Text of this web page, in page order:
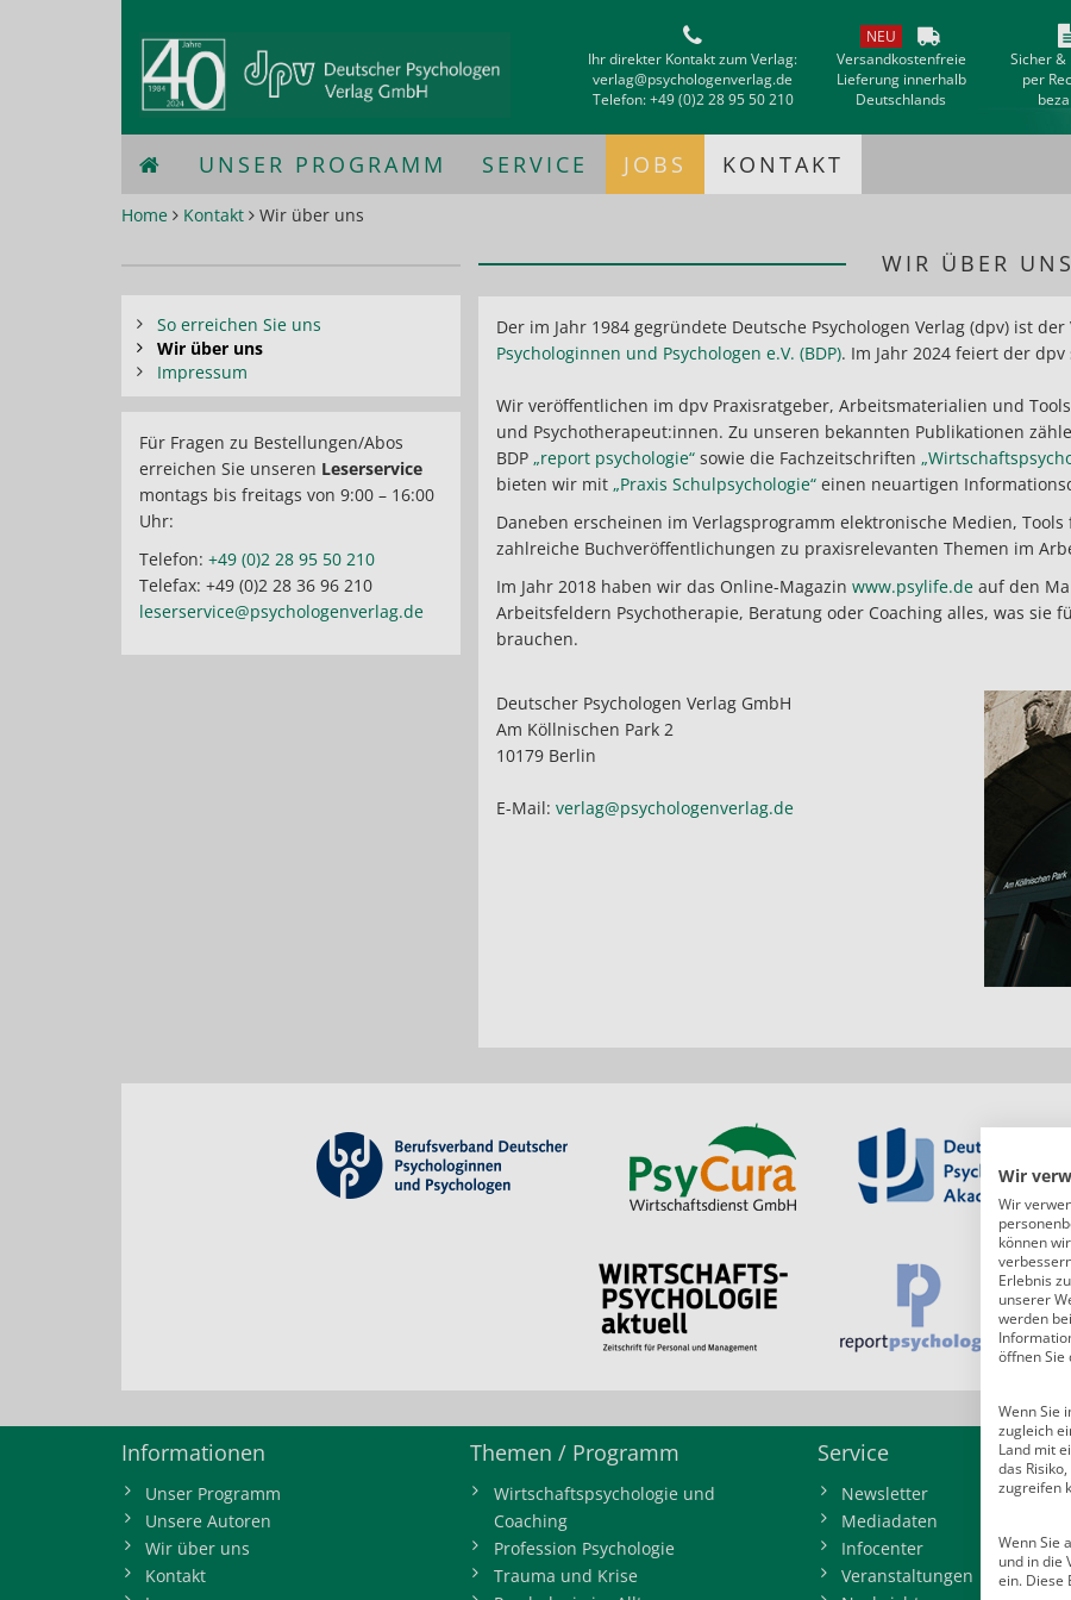
Ihr direkter Kontakt zum Verlag:
verlag@psychologenverlag.de
Telefon:+49 (0)2 28 95 50 210
NEU
Versandkostenfreie
Lieferung innerhalb
Deutschlands
Sicher &
per
UNSER PROGRAMM SERVICE JOBS KONTAKT
Home Kontakt Wir über uns
So erreichen Sie uns
Wir über uns
Impressum
Für Fragen zu Bestellungen/Abos
erreichen Sie unseren Leserservice
montags bis freitags von 9:00 – 16:00
Uhr:
Telefon: +49 (0)2 28 95 50 210
Telefax: +49 (0)2 28 36 96 210
leserservice@psychologenverlag.de
WIR ÜBER UNS
Der im Jahr 1984 gegründete Deutsche Psychologen Verlag (dpv) ist der
Psychologinnen und Psychologen e.V. (BDP). Im Jahr 2024 feiert der
Wir veröffentlichen im dpv Praxisratgeber, Arbeitsmaterialien und
und Psychotherapeut:innen. Zu unseren bekannten Publikationen
BDP „report psychologie“ sowie die Fachzeitschriften
bieten wir mit „Praxis Schulpsychologie“ einen neuartigen
Daneben erscheinen im Verlagsprogramm elektronische Medien,
zahlreiche Buchveröffentlichungen zu praxisrelevanten Themen im
Im Jahr 2018 haben wir das Online-Magazin www.psylife.de auf den
Arbeitsfeldern Psychotherapie, Beratung oder Coaching alles, was sie
brauchen.
Deutscher Psychologen Verlag GmbH
Am Köllnischen Park 2
10179 Berlin
E-Mail: verlag@psychologenverlag.de
Informationen
Unser Programm
Unsere Autoren
Wir über uns
Kontakt
Themen / Programm
Wirtschaftspsychologie und
Coaching
Profession Psychologie
Trauma und Krise
Service
Newsletter
Mediadaten
Infocenter
Veranstaltungen
Wir
Wir
können
Erlebnis
unserer
werden
öffnen Sie
Wenn Sie
zugleich
Land mit
das
zugreifen
Wenn Sie
und in die
ein. Diese